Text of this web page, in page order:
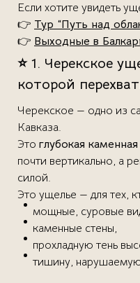
Если хотите увидеть
👉 Тур “Путь над
👉 Выходные в
⭐ 1. Черекское
которой
Черекское — одно из
Кавказа.
Это глубокая
почти вертикально, а
силой.
Это ущелье — для тех,
мощные, суровые
каменные стены,
прохладную тень
тишину,